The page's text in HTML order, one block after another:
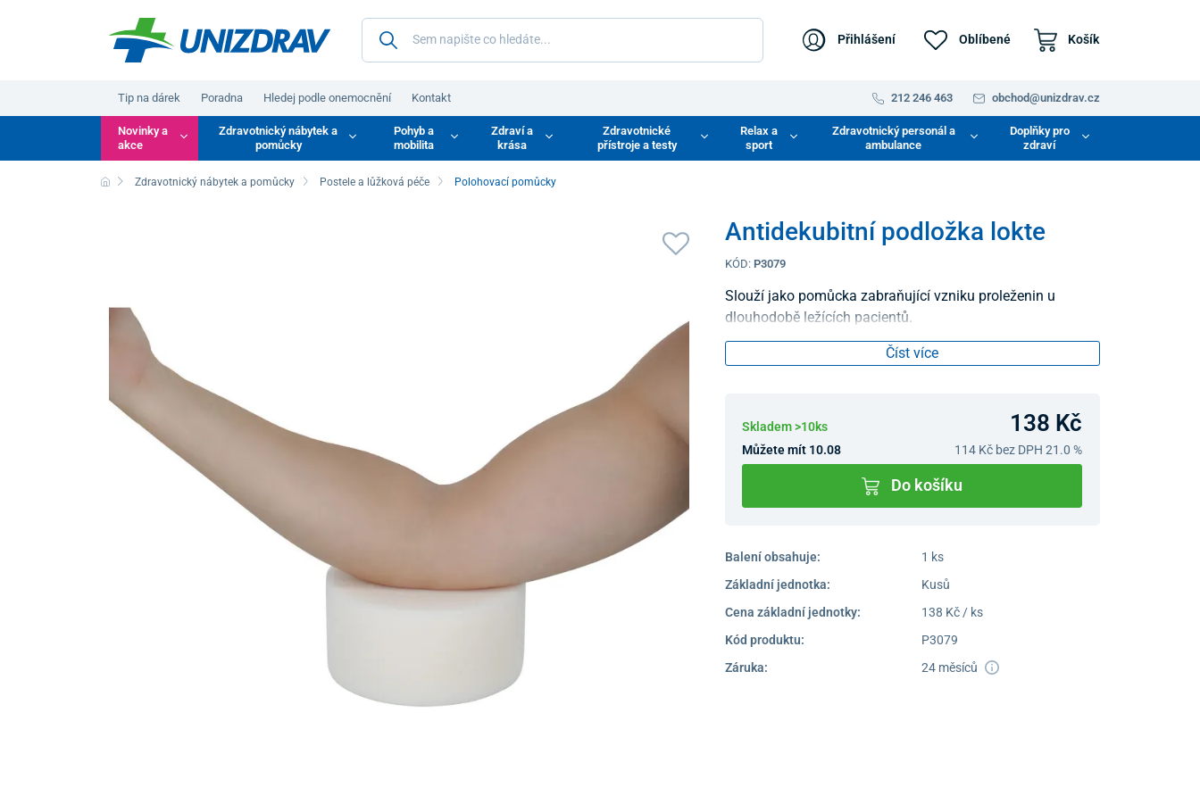
Přihlášení Oblíbené Košík
Tip na dárek Poradna Hledej podle onemocnění Kontakt 212 246 463 obchod@unizdrav.cz
Novinky a
akce
Zdravotnický nábytek a
pomůcky
Pohyb a
mobilita
Zdraví a
krása
Zdravotnické
přístroje a testy
Relax a
sport
Zdravotnický personál a
ambulance
Doplňky pro
zdraví
Zdravotnický nábytek a pomůcky Postele a lůžková péče Polohovací pomůcky
Antidekubitní podložka lokte
KÓD: P3079
Slouží jako pomůcka zabraňující vzniku proleženin u
dlouhodobě ležících pacientů.
Číst více
Skladem >10ks 138 Kč
Můžete mít 10.08 114 Kčbez DPH 21.0 %
Do košíku
Balení obsahuje:
1 ks
Základní jednotka:
Kusů
Cena základní jednotky:
138 Kč / ks
Kód produktu:
P3079
Záruka:
24 měsíců